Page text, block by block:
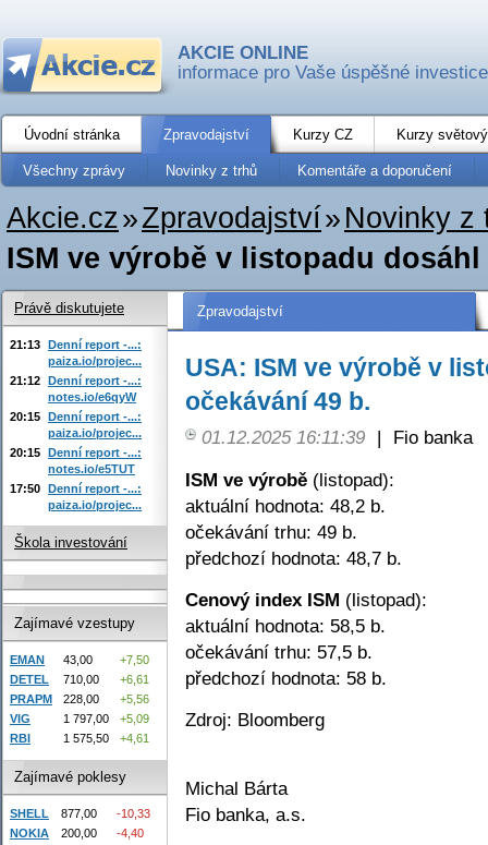
AKCIE ONLINE
informace pro Vaše úspěšné investice
Úvodní stránka Zpravodajství Kurzy CZ Kurzy
Všechny zprávy Novinky z trhů Komentáře a doporučení
Akcie.cz»Zpravodajství» Novinky z
ISM ve výrobě v listopadu
Zpravodajství
USA: ISM ve výrobě v
očekávání 49 b.
01.12.2025 16:11:39 |
Fio banka
ISM ve výrobě (listopad):
aktuální hodnota: 48,2 b.
očekávání trhu: 49 b.
předchozí hodnota: 48,7 b.
Cenový index ISM (listopad):
aktuální hodnota: 58,5 b.
očekávání trhu: 57,5 b.
předchozí hodnota: 58 b.
Zdroj: Bloomberg
Michal Bárta
Fio banka, a.s.
Právě diskutujete
21:13 Denní report -...:
paiza.io/projec...
21:12 Denní report -...:
notes.io/e6qyW
20:15 Denní report -...:
paiza.io/projec...
20:15 Denní report -...:
notes.io/e5TUT
17:50 Denní report -...:
paiza.io/projec...
Škola investování
Zajímavé vzestupy
EMAN 43,00
+7,50
DETEL
710,00
+6,61
PRAPM
228,00
+5,56
VIG
1 797,00
+5,09
RBI
1 575,50 +4,61
Zajímavé poklesy
SHELL 877,00
-10,33
NOKIA
200,00
-4,40